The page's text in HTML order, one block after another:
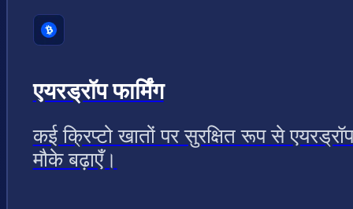
एयरड्रॉप फार्मिंग
कई क्रिप्टो खातों पर सुरक्षित रूप से एयरड्रॉप
मौके बढ़ाएँ।